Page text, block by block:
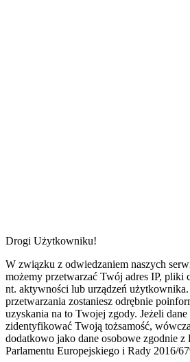
Drogi Użytkowniku!
W związku z odwiedzaniem naszych
możemy przetwarzać Twój adres IP, pliki
nt. aktywności lub urządzeń
przetwarzania zostaniesz odrębnie
uzyskania na to Twojej zgody. Jeżeli dane
zidentyfikować Twoją tożsamość,
dodatkowo jako dane osobowe zgodnie z
Parlamentu Europejskiego i Rady 2016/